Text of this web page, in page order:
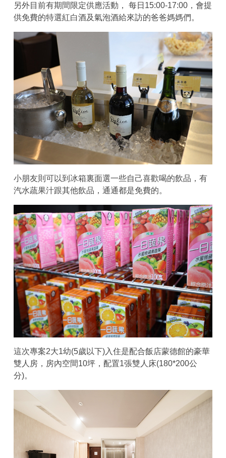
另外目前有期間限定供應活動， 每日15:00-17:00，會提
供免費的特選紅白酒及氣泡酒給來訪的爸爸媽媽們。
小朋友則可以到冰箱裏面選一些自己喜歡喝的飲品，有
汽水蔬果汁跟其他飲品，通通都是免費的。
這次專案2大1幼(5歲以下)入住是配合飯店蒙德館的豪華
雙人房，房內空間10坪，配置1張雙人床(180*200公
分)。